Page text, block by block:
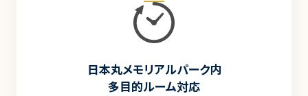
日本丸メモリアルパーク内
多目的ルーム対応